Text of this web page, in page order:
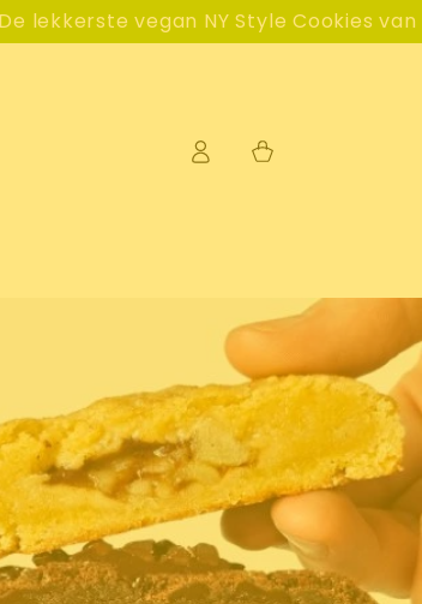
Cookies van Nederland 🍪Vers
in
Winkelwagen